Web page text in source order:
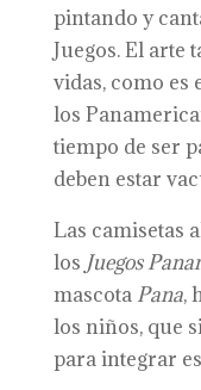
pintando y
Juegos. El arte
vidas, como es
los
tiempo de ser
deben estar
Las camisetas
los Juegos
mascota Pana,
los niños, que
para integrar